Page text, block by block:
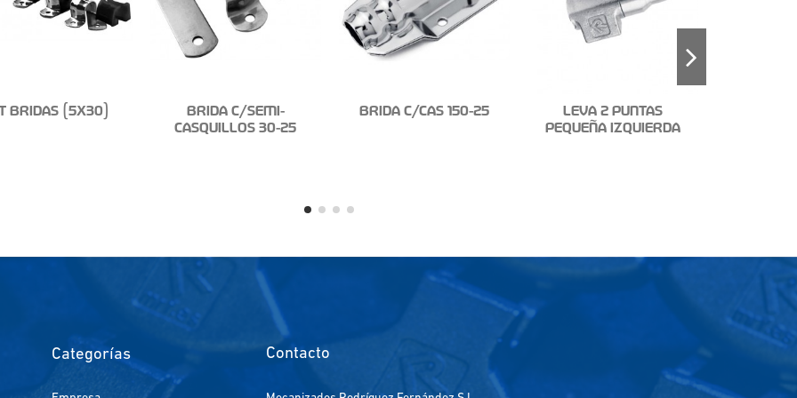
BRIDAS (5X30)
BRIDA C/SEMI-
CASQUILLOS 30-25
BRIDA C/CAS 150-25
LEVA 2 PUNTAS
PEQUEÑA IZQUIERDA
Categorías Contacto